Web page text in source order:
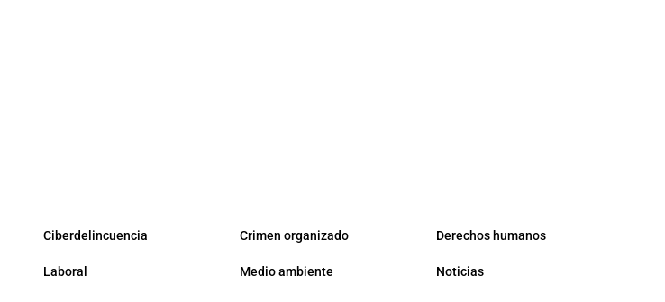
Ciberdelincuencia Crimen organizado Derechos humanos
Laboral Medio ambiente Noticias